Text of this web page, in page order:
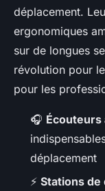
déplacement.
ergonomiques
sur de longues
révolution pour
pour les
🎧
déplacement
⚡ Stations de